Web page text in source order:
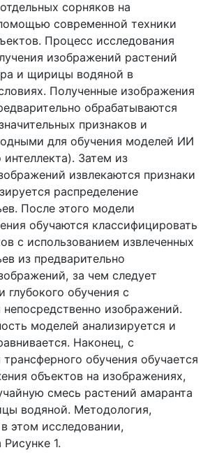
сорняков на
современной техники
Процесс исследования
изображений растений
и щирицы водяной в
Полученные изображения
обрабатываются
признаков и
для обучения моделей ИИ
интеллекта). Затем из
извлекаются признаки
распределение
После этого модели
обучаются классифицировать
с использованием извлеченных
из предварительно
за чем следует
глубокого обучения с
изображений.
моделей анализируется и
Наконец, с
обучения обучается
объектов на изображениях,
смесь растений амаранта
водяной. Методология,
этом исследовании,
1.